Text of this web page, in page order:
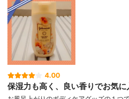
4.00
保湿力も高く、良い香りでお気